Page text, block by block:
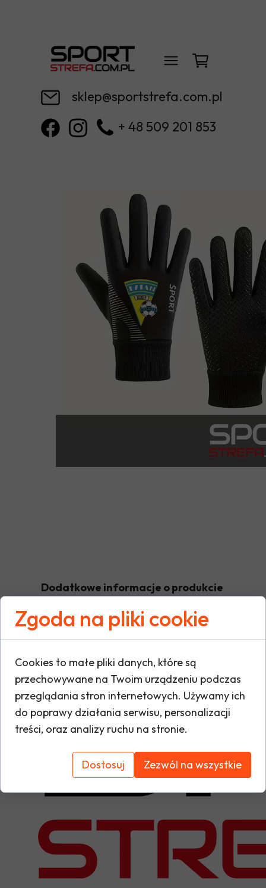
sklep@sportstrefa.com.pl
+ 48 509 201 853
Dodatkowe informacje o produkcie
W tej sekcji warto umieścić istotne
warunki gwarancji, zalecenia dotyczące
oraz ewentualne certyfikaty lub nagrody.
i buduje zaufanie do marki.
Zgoda na pliki cookie
Cookies to małe pliki danych, które są
przechowywane na Twoim urządzeniu podczas
przeglądania stron internetowych. Używamy ich
do poprawy działania serwisu, personalizacji
treści, oraz analizy ruchu na stronie.
Dostosuj Zezwól na wszystkie